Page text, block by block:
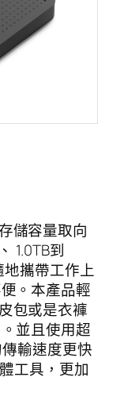
儲容量取向
1.0TB到
地攜帶工作上
。本產品輕
包或是衣褲
並且使用超
輸速度更快
工具，更加